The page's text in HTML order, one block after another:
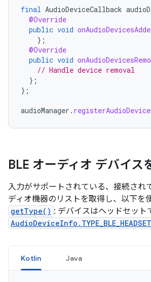
final AudioDeviceCallback
@Override
public void
};
@Override
public void
// Handle device removal
};
};
audioManager .
BLE オーディオ デバイス
入力がサポートされている、接続され
ディオ機器のリストを取得し、以下を
getType() : デバイスはヘッドセット
AudioDeviceInfo.TYPE_BLE_HEADSET
Kotlin Java